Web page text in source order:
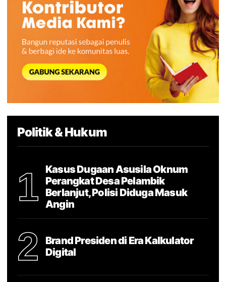
Politik & Hukum
1
Kasus Dugaan Asusila Oknum
Perangkat Desa Pelambik
Berlanjut, Polisi Diduga Masuk
Angin
2
Brand Presiden di Era Kalkulator
Digital